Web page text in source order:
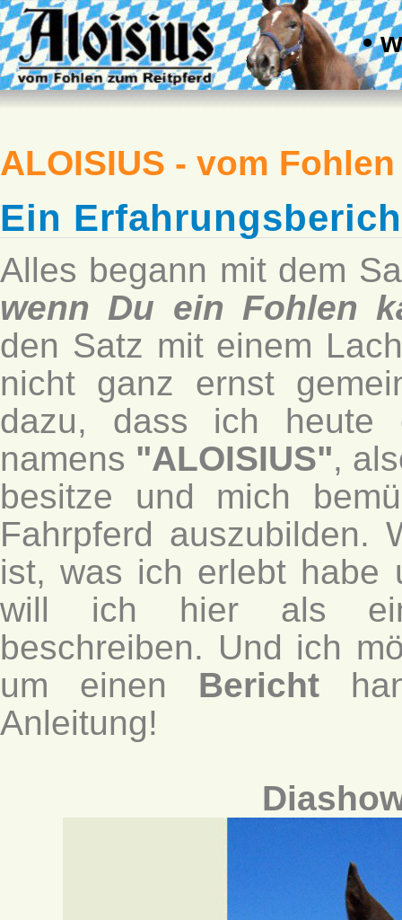
•
ALOISIUS - vom
Ein
Alles begann mit dem
wenn Du ein Fohlen
den Satz mit einem
nicht ganz ernst
dazu, dass ich heute
namens "ALOISIUS",
besitze und mich
Fahrpferd auszubilden.
ist, was ich erlebt habe
will ich hier als
beschreiben. Und ich
um einen Bericht
Anleitung!